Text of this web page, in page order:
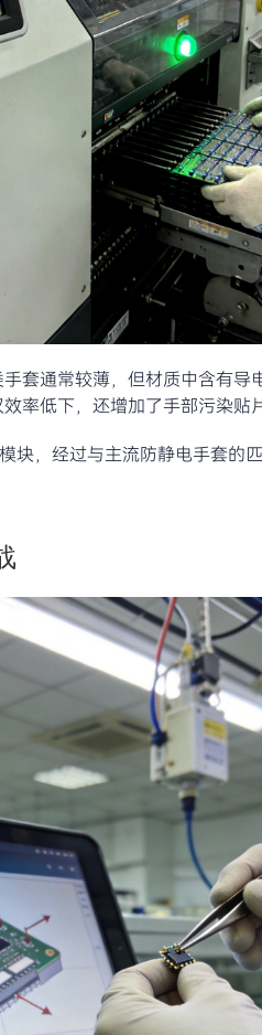
套通常较薄，但材质中含有
率低下，还增加了手部污染贴
块，经过与主流防静电手套的